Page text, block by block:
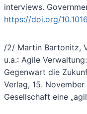
interviews.
https://doi.org/
/2/ Martin Bartonitz,
u.a.: Agile
Gegenwart die
Verlag, 15.
Gesellschaft eine